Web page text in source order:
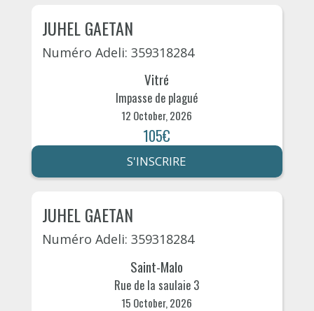
JUHEL GAETAN
Numéro Adeli: 359318284
Vitré
Impasse de plagué
12 October, 2026
105€
S'INSCRIRE
JUHEL GAETAN
Numéro Adeli: 359318284
Saint-Malo
Rue de la saulaie 3
15 October, 2026